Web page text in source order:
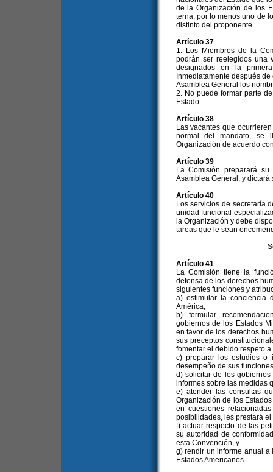
de la Organización de los
terna, por lo menos uno de
distinto del proponente.
Artículo 37
1. Los Miembros de la
podrán ser reelegidos una
designados en la
Inmediatamente después
Asamblea General los
2. No puede formar parte
Estado.
Artículo 38
Las vacantes que
normal del mandato, se
Organización de acuerdo
Artículo 39
La Comisión preparará
Asamblea General, y
Artículo 40
Los servicios de secretaría
unidad funcional
la Organización y debe
tareas que le sean
Artículo 41
La Comisión tiene la
defensa de los derechos
siguientes funciones y
a) estimular la conciencia
América;
b) formular
gobiernos de los Estados
en favor de los derechos
sus preceptos
fomentar el debido respeto
c) preparar los estudios o
desempeño de sus
d) solicitar de los
informes sobre las medidas
e) atender las consultas
Organización de los
en cuestiones
posibilidades, les prestará
f) actuar respecto de las
su autoridad de
esta Convención, y
g) rendir un informe anual a
Estados Americanos.